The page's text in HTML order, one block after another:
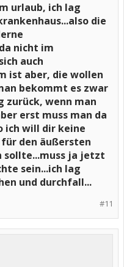
urlaub, ich lag
die
nicht im
auch
ist aber, die wollen
bekommt es zwar
zurück, wenn man
erst muss man da
ich will dir keine
den äußersten
ja jetzt
sein...ich lag
und durchfall...
#11